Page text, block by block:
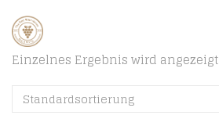
Einzelnes Ergebnis wird angezeigt
Standardsortierung